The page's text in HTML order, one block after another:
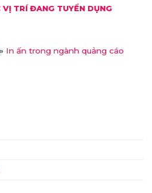
TRÍ ĐANG TUYỂN DỤNG
» In ấn trong ngành quảng cáo